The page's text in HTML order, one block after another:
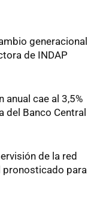
generacional
de INDAP
anual cae al 3,5%
del Banco Central
de la red
para